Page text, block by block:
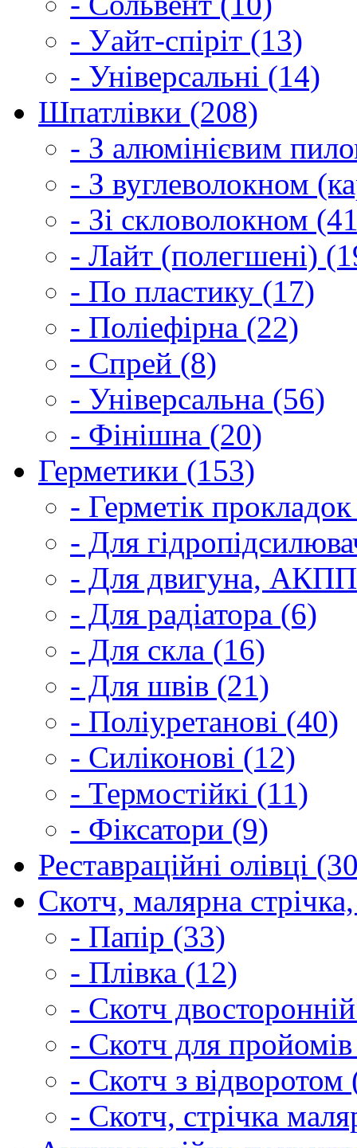
- Уайт-спіріт (13)
- Універсальні (14)
Шпатлівки (208)
- З алюмінієвим
- З вуглеволокном
- Зі скловолокном
- Лайт (полегшені)
- По пластику (17)
- Поліефірна (22)
- Спрей (8)
- Універсальна (56)
- Фінішна (20)
Герметики (153)
- Герметік
- Для
- Для двигуна,
- Для радіатора (6)
- Для скла (16)
- Для швів (21)
- Поліуретанові (40)
- Силіконові (12)
- Термостійкі (11)
- Фіксатори (9)
Реставраційні олівці
Скотч, малярна
- Папір (33)
- Плівка (12)
- Скотч
- Скотч для
- Скотч з відворотом
- Скотч, стрічка